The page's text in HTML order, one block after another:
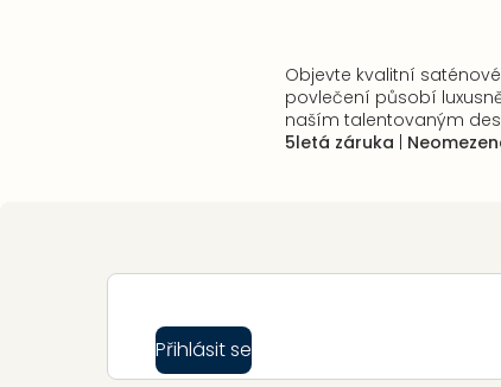
Objevte kvalitní
povlečení působí
naším talentovaným
5letá záruka
Přihlásit se